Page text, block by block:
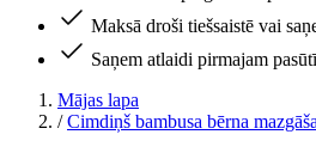
Maksā droši tiešsaistē vai
Saņem atlaidi pirmajam
Mājas lapa
/ Cimdiņš bambusa bērna